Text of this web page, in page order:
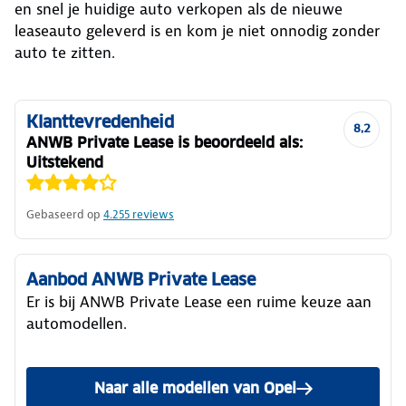
en snel je huidige auto verkopen als de nieuwe
leaseauto geleverd is en kom je niet onnodig zonder
auto te zitten.
8,2
Klanttevredenheid
ANWB Private Lease is beoordeeld als:
Uitstekend
Gebaseerd op 4.255 reviews
Aanbod ANWB Private Lease
Er is bij ANWB Private Lease een ruime keuze aan
automodellen.
Naar alle modellen van Opel